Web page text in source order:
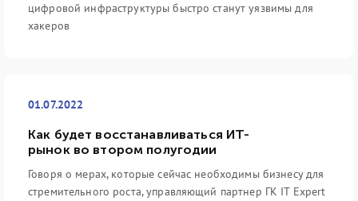
цифровой инфраструктуры быстро станут уязвимы для
хакеров
01.07.2022
Как будет восстанавливаться ИТ-
рынок во втором полугодии
Говоря о мерах, которые сейчас необходимы бизнесу для
стремительного роста, управляющий партнер ГК IT Expert